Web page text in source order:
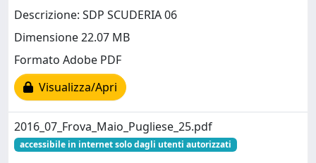
Descrizione: SDP SCUDERIA 06
Dimensione 22.07 MB
Formato Adobe PDF
Visualizza/Apri
2016_07_Frova_Maio_Pugliese_25.pdf
accessibile in internet solo dagli utenti autorizzati